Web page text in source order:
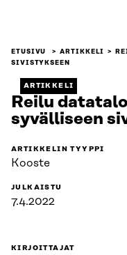
ETUSIVU ARTIKKELI
SIVISTYKSEEN
ARTIKKELI
Reilu
syvälliseen
ARTIKKELIN TYYPPI
Kooste
JULKAISTU
7.4.2022
KIRJOITTAJAT